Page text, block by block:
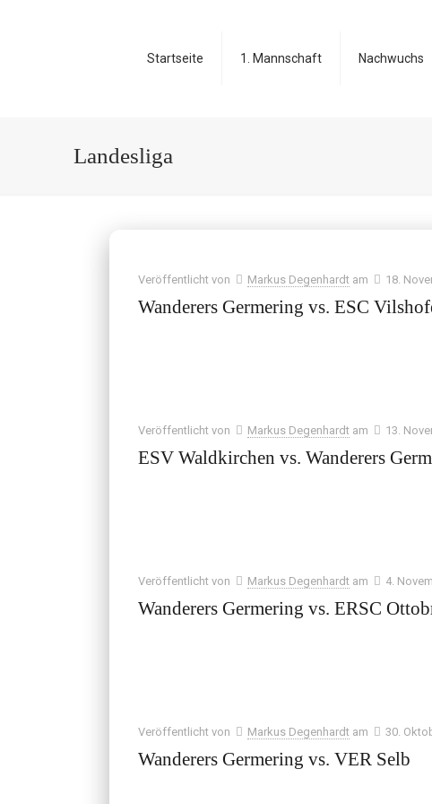
Startseite 1. Mannschaft Nachwuchs
Landesliga
Veröffentlicht von Markus Degenhardt am 18.
Wanderers Germering vs. ESC
Veröffentlicht von Markus Degenhardt am 13.
ESV Waldkirchen vs. Wanderers
Veröffentlicht von Markus Degenhardt am 4.
Wanderers Germering vs. ERSC
Veröffentlicht von Markus Degenhardt am 30.
Wanderers Germering vs. VER Selb